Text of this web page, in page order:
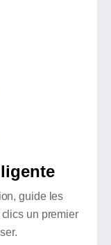
guide les
un premier